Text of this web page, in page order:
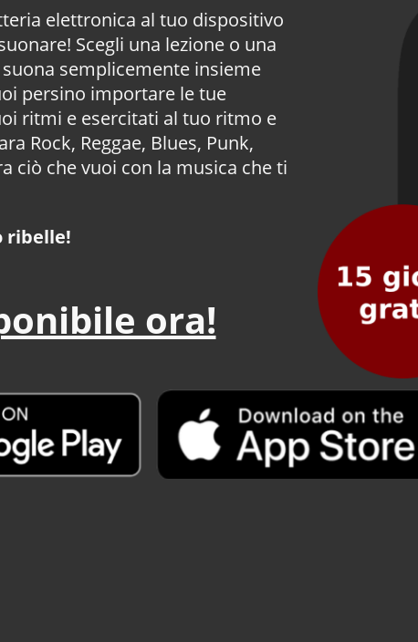
elettronica al tuo dispositivo
Scegli una lezione o una
semplicemente insieme
persino importare le tue
ritmi e esercitati al tuo ritmo e
Rock, Reggae, Blues, Punk,
ciò che vuoi con la musica che ti
ribelle!
ora!